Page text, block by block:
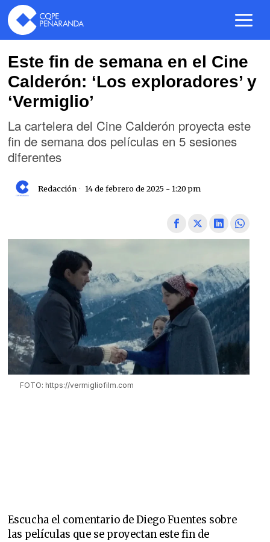
Este fin de semana en el Cine
Calderón: ‘Los exploradores’ y
‘Vermiglio’
La cartelera del Cine Calderón proyecta este
fin de semana dos películas en 5 sesiones
diferentes
Redacción 14 de febrero de 2025 - 1:20 pm
FOTO: https://vermigliofilm.com
Escucha el comentario de Diego Fuentes sobre
las películas que se proyectan este fin de